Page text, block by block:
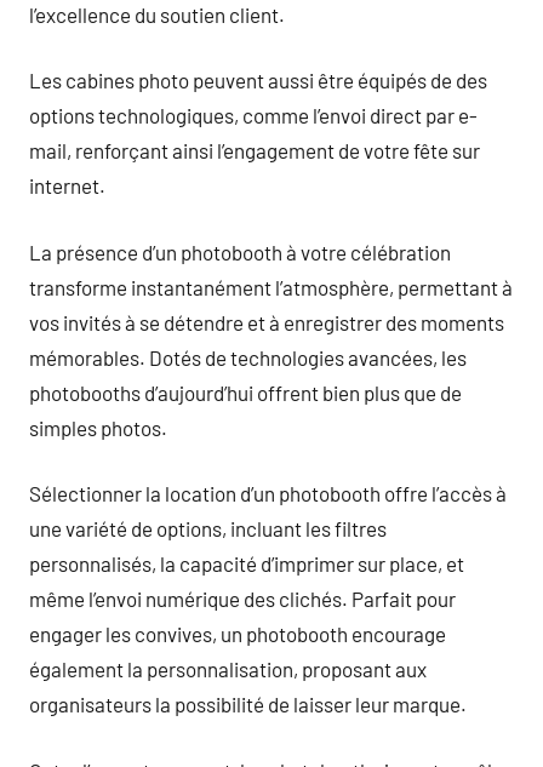
l’excellence du soutien client.
Les cabines photo peuvent aussi être équipés de des
options technologiques, comme l’envoi direct par e-
mail, renforçant ainsi l’engagement de votre fête sur
internet.
La présence d’un photobooth à votre célébration
transforme instantanément l’atmosphère, permettant à
vos invités à se détendre et à enregistrer des moments
mémorables. Dotés de technologies avancées, les
photobooths d’aujourd’hui offrent bien plus que de
simples photos.
Sélectionner la location d’un photobooth offre l’accès à
une variété de options, incluant les filtres
personnalisés, la capacité d’imprimer sur place, et
même l’envoi numérique des clichés. Parfait pour
engager les convives, un photobooth encourage
également la personnalisation, proposant aux
organisateurs la possibilité de laisser leur marque.